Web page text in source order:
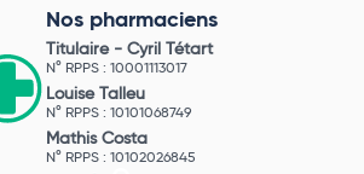
Nos pharmaciens
Titulaire - Cyril Tétart
N° RPPS : 10001113017
Louise Talleu
N° RPPS : 10101068749
Mathis Costa
N° RPPS : 10102026845